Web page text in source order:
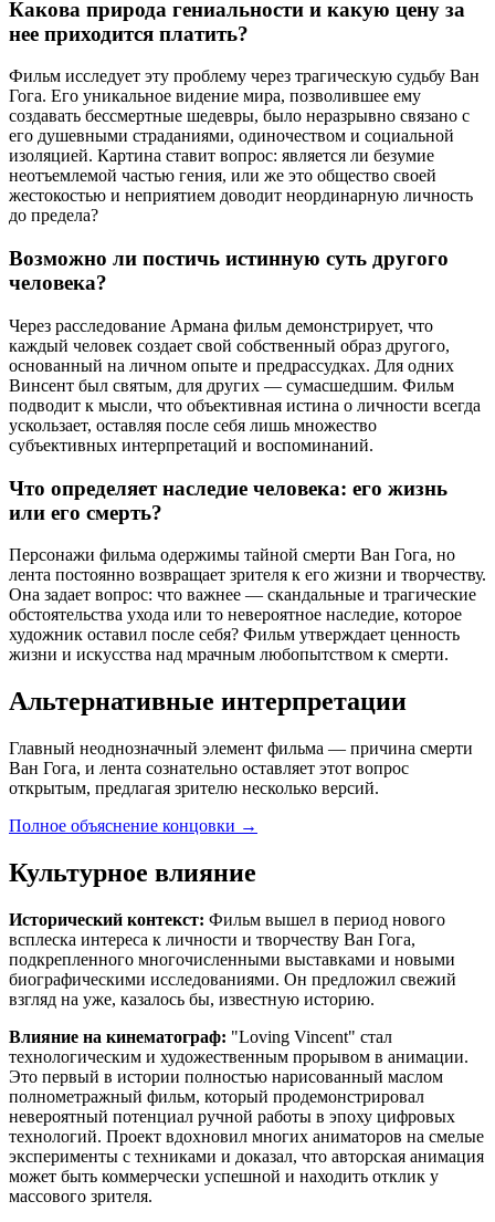
Какова природа гениальности и какую цену за
нее приходится платить?
Фильм исследует эту проблему через трагическую судьбу Ван
Гога. Его уникальное видение мира, позволившее ему
создавать бессмертные шедевры, было неразрывно связано с
его душевными страданиями, одиночеством и социальной
изоляцией. Картина ставит вопрос: является ли безумие
неотъемлемой частью гения, или же это общество своей
жестокостью и неприятием доводит неординарную личность
до предела?
Возможно ли постичь истинную суть другого
человека?
Через расследование Армана фильм демонстрирует, что
каждый человек создает свой собственный образ другого,
основанный на личном опыте и предрассудках. Для одних
Винсент был святым, для других — сумасшедшим. Фильм
подводит к мысли, что объективная истина о личности всегда
ускользает, оставляя после себя лишь множество
субъективных интерпретаций и воспоминаний.
Что определяет наследие человека: его жизнь
или его смерть?
Персонажи фильма одержимы тайной смерти Ван Гога, но
лента постоянно возвращает зрителя к его жизни и творчеству.
Она задает вопрос: что важнее — скандальные и трагические
обстоятельства ухода или то невероятное наследие, которое
художник оставил после себя? Фильм утверждает ценность
жизни и искусства над мрачным любопытством к смерти.
Альтернативные интерпретации
Главный неоднозначный элемент фильма — причина смерти
Ван Гога, и лента сознательно оставляет этот вопрос
открытым, предлагая зрителю несколько версий.
Полное объяснение концовки →
Культурное влияние
Исторический контекст: Фильм вышел в период нового
всплеска интереса к личности и творчеству Ван Гога,
подкрепленного многочисленными выставками и новыми
биографическими исследованиями. Он предложил свежий
взгляд на уже, казалось бы, известную историю.
Влияние на кинематограф: "Loving Vincent" стал
технологическим и художественным прорывом в анимации.
Это первый в истории полностью нарисованный маслом
полнометражный фильм, который продемонстрировал
невероятный потенциал ручной работы в эпоху цифровых
технологий. Проект вдохновил многих аниматоров на смелые
эксперименты с техниками и доказал, что авторская анимация
может быть коммерчески успешной и находить отклик у
массового зрителя.